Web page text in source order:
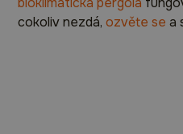
cokoliv nezdá,ozvěte se a